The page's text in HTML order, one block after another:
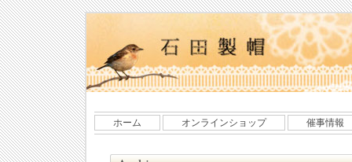
ホーム オンラインショップ 催事情報